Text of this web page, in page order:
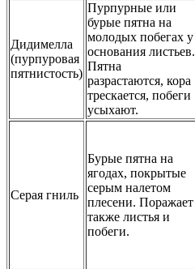
Дидимелла
(пурпуровая
пятнистость)
Пурпурные или
бурые пятна на
молодых побегах у
основания листьев.
Пятна
разрастаются, кора
трескается, побеги
усыхают.
Серая гниль
Бурые пятна на
ягодах, покрытые
серым налетом
плесени. Поражает
также листья и
побеги.